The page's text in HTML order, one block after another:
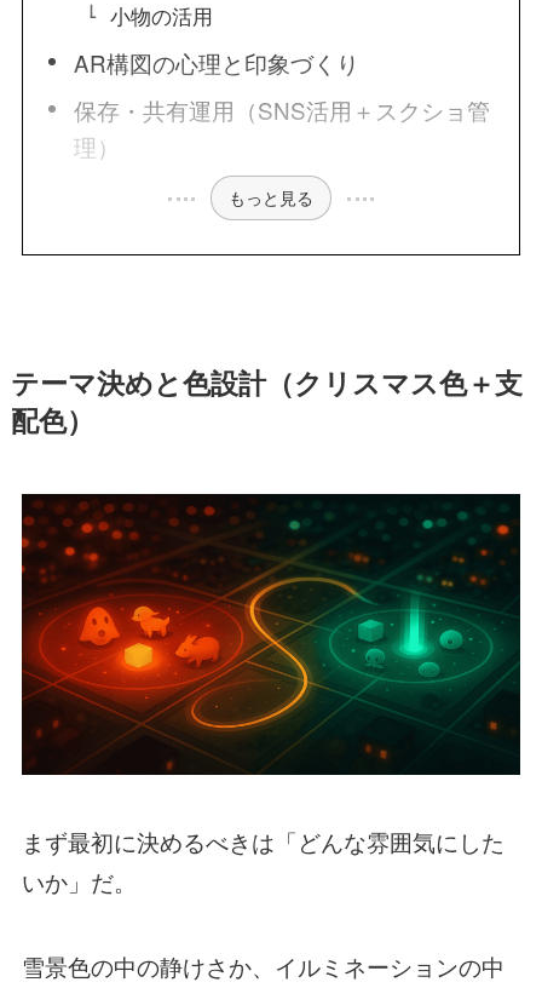
小物の活用
AR構図の心理と印象づくり
保存・共有運用（SNS活用＋スクショ管
理）
もっと見る
テーマ決めと色設計（クリスマス色＋支
配色）
まず最初に決めるべきは「どんな雰囲気にした
いか」だ。
雪景色の中の静けさか、イルミネーションの中